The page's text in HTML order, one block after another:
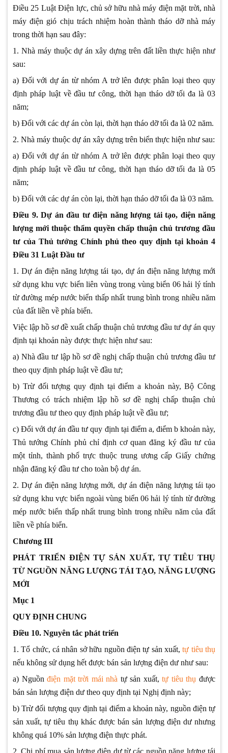
Điều 25 Luật Điện lực, chủ sở hữu nhà máy điện mặt trời, nhà
máy điện gió chịu trách nhiệm hoàn thành tháo dỡ nhà máy
trong thời hạn sau đây:
1. Nhà máy thuộc dự án xây dựng trên đất liền thực hiện như
sau:
a) Đối với dự án từ nhóm A trở lên được phân loại theo quy
định pháp luật về đầu tư công, thời hạn tháo dỡ tối đa là 03
năm;
b) Đối với các dự án còn lại, thời hạn tháo dỡ tối đa là 02 năm.
2. Nhà máy thuộc dự án xây dựng trên biển thực hiện như sau:
a) Đối với dự án từ nhóm A trở lên được phân loại theo quy
định pháp luật về đầu tư công, thời hạn tháo dỡ tối đa là 05
năm;
b) Đối với các dự án còn lại, thời hạn tháo dỡ tối đa là 03 năm.
Điều 9. Dự án đầu tư điện năng lượng tái tạo, điện năng
lượng mới thuộc thẩm quyền chấp thuận chủ trương đầu
tư của Thủ tướng Chính phủ theo quy định tại khoản 4
Điều 31 Luật Đầu tư
1. Dự án điện năng lượng tái tạo, dự án điện năng lượng mới
sử dụng khu vực biển liên vùng trong vùng biển 06 hải lý tính
từ đường mép nước biển thấp nhất trung bình trong nhiều năm
của đất liền về phía biển.
Việc lập hồ sơ đề xuất chấp thuận chủ trương đầu tư dự án quy
định tại khoản này được thực hiện như sau:
a) Nhà đầu tư lập hồ sơ đề nghị chấp thuận chủ trương đầu tư
theo quy định pháp luật về đầu tư;
b) Trừ đối tượng quy định tại điểm a khoản này, Bộ Công
Thương có trách nhiệm lập hồ sơ đề nghị chấp thuận chủ
trương đầu tư theo quy định pháp luật về đầu tư;
c) Đối với dự án đầu tư quy định tại điểm a, điểm b khoản này,
Thủ tướng Chính phủ chỉ định cơ quan đăng ký đầu tư của
một tỉnh, thành phố trực thuộc trung ương cấp Giấy chứng
nhận đăng ký đầu tư cho toàn bộ dự án.
2. Dự án điện năng lượng mới, dự án điện năng lượng tái tạo
sử dụng khu vực biển ngoài vùng biển 06 hải lý tính từ đường
mép nước biển thấp nhất trung bình trong nhiều năm của đất
liền về phía biển.
Chương III
PHÁT TRIỂN ĐIỆN TỰ SẢN XUẤT, TỰ TIÊU THỤ
TỪ NGUỒN NĂNG LƯỢNG TÁI TẠO, NĂNG LƯỢNG
MỚI
Mục 1
QUY ĐỊNH CHUNG
Điều 10. Nguyên tắc phát triển
1. Tổ chức, cá nhân sở hữu nguồn điện tự sản xuất,tự tiêu thụ
nếu không sử dụng hết được bán sản lượng điện dư như sau:
a) Nguồnđiện mặt trời mái nhà tự sản xuất,tự tiêu thụ được
bán sản lượng điện dư theo quy định tại Nghị định này;
b) Trừ đối tượng quy định tại điểm a khoản này, nguồn điện tự
sản xuất, tự tiêu thụ khác được bán sản lượng điện dư nhưng
không quá 10% sản lượng điện thực phát.